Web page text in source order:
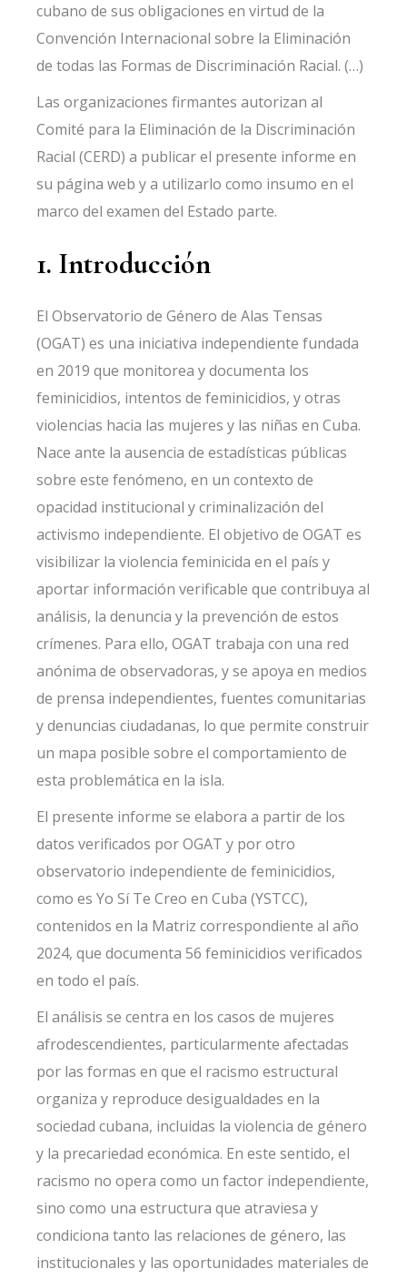
cubano de sus obligaciones en virtud de la
Convención Internacional sobre la Eliminación
de todas las Formas de Discriminación Racial. (…)
Las organizaciones firmantes autorizan al
Comité para la Eliminación de la Discriminación
Racial (CERD) a publicar el presente informe en
su página web y a utilizarlo como insumo en el
marco del examen del Estado parte.
1. Introducción
El Observatorio de Género de Alas Tensas
(OGAT) es una iniciativa independiente fundada
en 2019 que monitorea y documenta los
feminicidios, intentos de feminicidios, y otras
violencias hacia las mujeres y las niñas en Cuba.
Nace ante la ausencia de estadísticas públicas
sobre este fenómeno, en un contexto de
opacidad institucional y criminalización del
activismo independiente. El objetivo de OGAT es
visibilizar la violencia feminicida en el país y
aportar información verificable que contribuya al
análisis, la denuncia y la prevención de estos
crímenes. Para ello, OGAT trabaja con una red
anónima de observadoras, y se apoya en medios
de prensa independientes, fuentes comunitarias
y denuncias ciudadanas, lo que permite construir
un mapa posible sobre el comportamiento de
esta problemática en la isla.
El presente informe se elabora a partir de los
datos verificados por OGAT y por otro
observatorio independiente de feminicidios,
como es Yo Sí Te Creo en Cuba (YSTCC),
contenidos en la Matriz correspondiente al año
2024, que documenta 56 feminicidios verificados
en todo el país.
El análisis se centra en los casos de mujeres
afrodescendientes, particularmente afectadas
por las formas en que el racismo estructural
organiza y reproduce desigualdades en la
sociedad cubana, incluidas la violencia de género
y la precariedad económica. En este sentido, el
racismo no opera como un factor independiente,
sino como una estructura que atraviesa y
condiciona tanto las relaciones de género, las
institucionales y las oportunidades materiales de